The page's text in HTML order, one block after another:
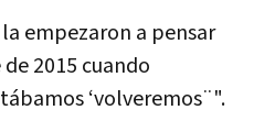
empezaron a pensar
2015 cuando
‘volveremos¨".